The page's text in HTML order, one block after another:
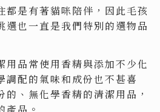
都是有著貓咪陪伴，因此毛孩
選也一直是我們特別的選物品
用品常使用香精與添加不少化
調配的氣味和成份也不甚喜
、無化學香精的清潔用品，
產品。